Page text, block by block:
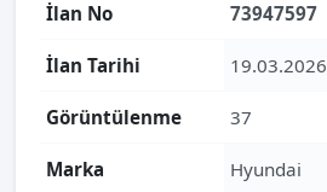
İlan No 73947597
İlan Tarihi 19.03.2026
Görüntülenme 37
Marka Hyundai